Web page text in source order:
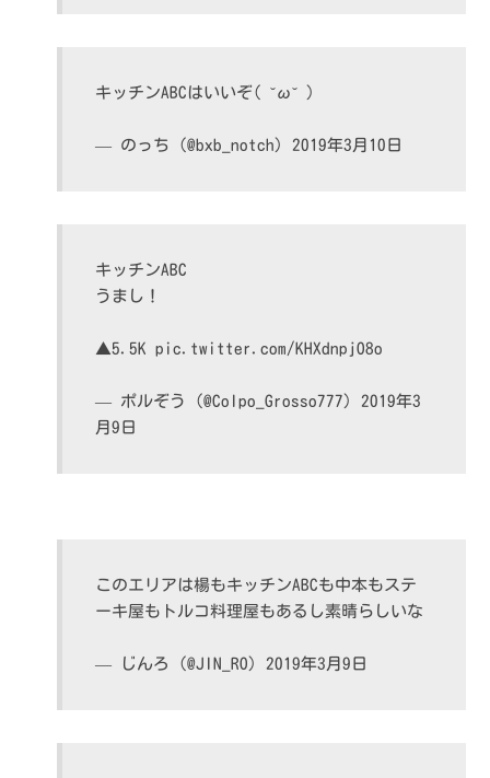
キッチンABCはいいぞ( ˘ω˘ )
— のっち (@bxb_notch) 2019年3月10日
キッチンABC
うまし！
▲5.5Kpic.twitter.com/KHXdnpjO8o
— ポルぞう (@Colpo_Grosso777) 2019年3
月9日
このエリアは楊もキッチンABCも中本もステ
ーキ屋もトルコ料理屋もあるし素晴らしいな
— じんろ (@JIN_RO) 2019年3月9日